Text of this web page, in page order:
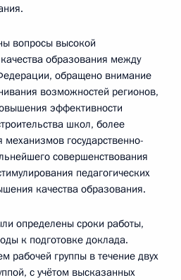
вопросы высокой
образования между
обращено внимание
возможностей регионов,
эффективности
школ, более
механизмов государственно-
совершенствования
педагогических
качества образования.
определены сроки работы,
к подготовке доклада.
рабочей группы в течение двух
с учётом высказанных